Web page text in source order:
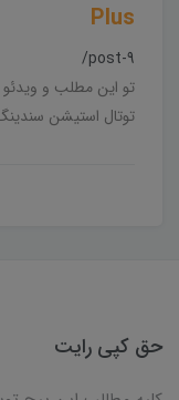
Plus
/post-9
تو این مطلب و ویدئو
توتال استیشن
حق کپی رایت